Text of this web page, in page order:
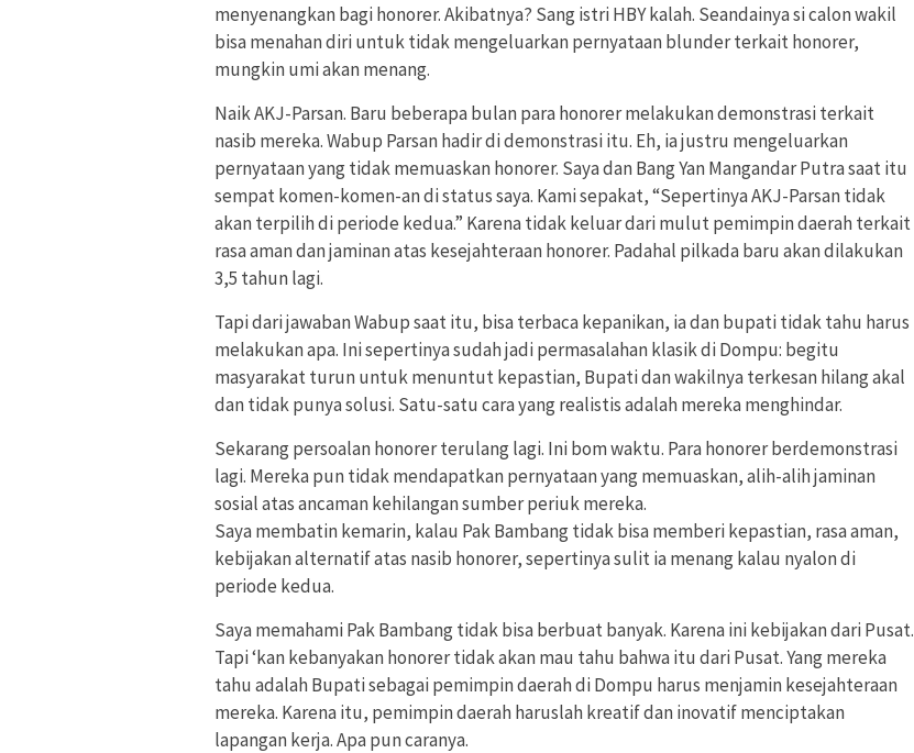
menyenangkan bagi honorer. Akibatnya? Sang istri HBY kalah. Seandainya si calon wakil
bisa menahan diri untuk tidak mengeluarkan pernyataan blunder terkait honorer,
mungkin umi akan menang.
Naik AKJ-Parsan. Baru beberapa bulan para honorer melakukan demonstrasi terkait
nasib mereka. Wabup Parsan hadir di demonstrasi itu. Eh, ia justru mengeluarkan
pernyataan yang tidak memuaskan honorer. Saya dan Bang Yan Mangandar Putra saat itu
sempat komen-komen-an di status saya. Kami sepakat, “Sepertinya AKJ-Parsan tidak
akan terpilih di periode kedua.” Karena tidak keluar dari mulut pemimpin daerah terkait
rasa aman dan jaminan atas kesejahteraan honorer. Padahal pilkada baru akan dilakukan
3,5 tahun lagi.
Tapi dari jawaban Wabup saat itu, bisa terbaca kepanikan, ia dan bupati tidak tahu harus
melakukan apa. Ini sepertinya sudah jadi permasalahan klasik di Dompu: begitu
masyarakat turun untuk menuntut kepastian, Bupati dan wakilnya terkesan hilang akal
dan tidak punya solusi. Satu-satu cara yang realistis adalah mereka menghindar.
Sekarang persoalan honorer terulang lagi. Ini bom waktu. Para honorer berdemonstrasi
lagi. Mereka pun tidak mendapatkan pernyataan yang memuaskan, alih-alih jaminan
sosial atas ancaman kehilangan sumber periuk mereka.
Saya membatin kemarin, kalau Pak Bambang tidak bisa memberi kepastian, rasa aman,
kebijakan alternatif atas nasib honorer, sepertinya sulit ia menang kalau nyalon di
periode kedua.
Saya memahami Pak Bambang tidak bisa berbuat banyak. Karena ini kebijakan dari Pusat.
Tapi ‘kan kebanyakan honorer tidak akan mau tahu bahwa itu dari Pusat. Yang mereka
tahu adalah Bupati sebagai pemimpin daerah di Dompu harus menjamin kesejahteraan
mereka. Karena itu, pemimpin daerah haruslah kreatif dan inovatif menciptakan
lapangan kerja. Apa pun caranya.